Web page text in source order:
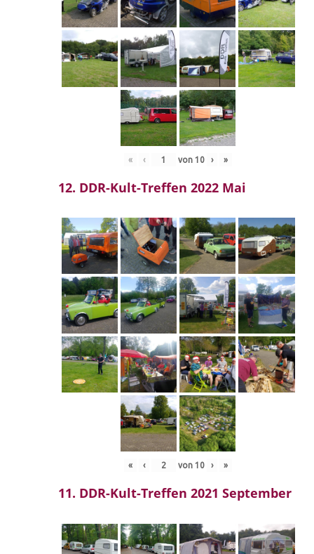
« ‹ von 10 › »
12. DDR-Kult-Treffen 2022 Mai
« ‹ von 10 › »
11. DDR-Kult-Treffen 2021 September